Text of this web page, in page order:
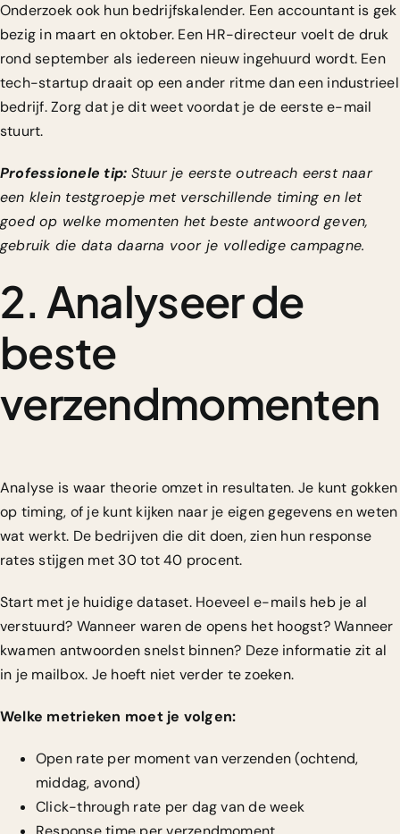
Onderzoek ook hun bedrijfskalender. Een accountant is gek
bezig in maart en oktober. Een HR-directeur voelt de druk
rond september als iedereen nieuw ingehuurd wordt. Een
tech-startup draait op een ander ritme dan een industrieel
bedrijf. Zorg dat je dit weet voordat je de eerste e-mail
stuurt.
Professionele tip: Stuur je eerste outreach eerst naar
een klein testgroepje met verschillende timing en let
goed op welke momenten het beste antwoord geven,
gebruik die data daarna voor je volledige campagne.
2. Analyseer de
beste
verzendmomenten
Analyse is waar theorie omzet in resultaten. Je kunt gokken
op timing, of je kunt kijken naar je eigen gegevens en weten
wat werkt. De bedrijven die dit doen, zien hun response
rates stijgen met 30 tot 40 procent.
Start met je huidige dataset. Hoeveel e-mails heb je al
verstuurd? Wanneer waren de opens het hoogst? Wanneer
kwamen antwoorden snelst binnen? Deze informatie zit al
in je mailbox. Je hoeft niet verder te zoeken.
Welke metrieken moet je volgen:
Open rate per moment van verzenden (ochtend,
middag, avond)
Click-through rate per dag van de week